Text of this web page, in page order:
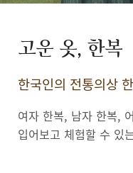
고운 옷, 한복
한국인의 전통의상
여자 한복, 남자 한복,
입어보고 체험할 수 있